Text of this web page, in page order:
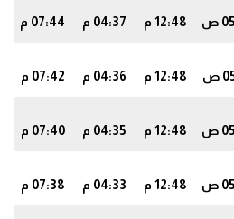
ص 12:48 م 04:37 م 07:44 م
ص 12:48 م 04:36 م 07:42 م
ص 12:48 م 04:35 م 07:40 م
ص 12:48 م 04:33 م 07:38 م